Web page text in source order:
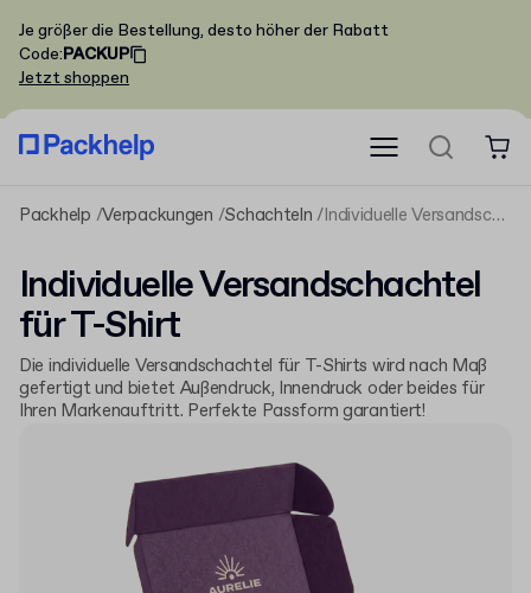
Je größer die Bestellung, desto höher der Rabatt
Code:PACKUP
Jetzt shoppen
Packhelp Verpackungen Schachteln Individuelle Versandschachtel für T-Shirt
Individuelle Versandschachtel
für T-Shirt
Die individuelle Versandschachtel für T-Shirts wird nach Maß
gefertigt und bietet Außendruck, Innendruck oder beides für
Ihren Markenauftritt. Perfekte Passform garantiert!